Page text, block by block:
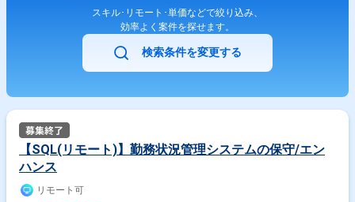
スキル･リモート･単価などで絞り込み、
効率よく案件を探せます。
検索条件を変更する
【SQL(リモート)】勤務状況管理システムの保守/エン
ハンス
リモート可